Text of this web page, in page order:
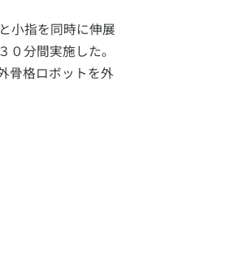
小指を同時に伸展
分間実施した。
骨格ロボットを外